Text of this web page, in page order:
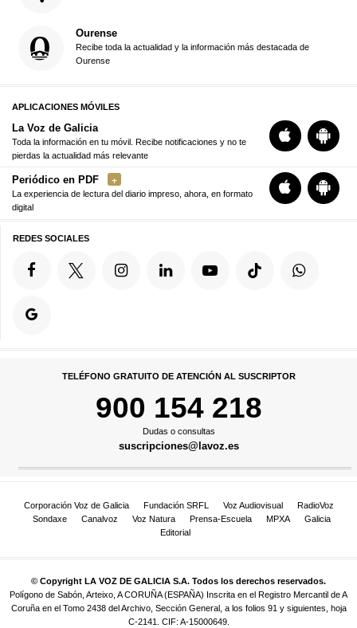
Ourense
Recibe toda la actualidad y la información más destacada de
Ourense
APLICACIONES MÓVILES
La Voz de Galicia
Toda la información en tu móvil. Recibe notificaciones y no te
pierdas la actualidad más relevante
Periódico en PDF
La experiencia de lectura del diario impreso, ahora, en formato
digital
REDES SOCIALES
TELÉFONO GRATUITO DE ATENCIÓN AL SUSCRIPTOR
900 154 218
Dudas o consultas
suscripciones@lavoz.es
Corporación Voz de Galicia Fundación SRFL Voz Audiovisual
RadioVoz
Sondaxe
Canalvoz Voz Natura Prensa-Escuela MPXA
Galicia
Editorial
© Copyright LA VOZ DE GALICIA S.A. Todos los derechos reservados.
Polígono de Sabón, Arteixo, A CORUÑA (ESPAÑA) Inscrita en el Registro Mercantil de A
Coruña en el Tomo 2438 del Archivo, Sección General, a los folios 91 y siguientes, hoja
C-2141. CIF: A-15000649.